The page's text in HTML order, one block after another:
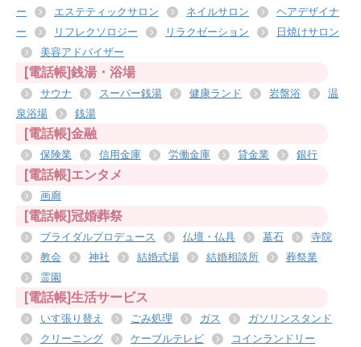
ー
エステティックサロン ネイルサロン
ヘアデザイナ
ー
リフレクソロジー リラクゼーション
日焼けサロン
美容アドバイザー
[電話帳]銭湯・浴場
サウナ スーパー銭湯 健康ランド 岩盤浴
温
泉浴場
銭湯
[電話帳]金融
保険業 信用金庫 労働金庫 貸金業 銀行
[電話帳]エンタメ
画廊
[電話帳]冠婚葬祭
ブライダルプロデュース 仏壇・仏具 墓石
寺院
教会
神社 結婚式場 結婚相談所
葬祭業
霊園
[電話帳]生活サービス
いす張り替え ごみ処理 ガス
ガソリンスタンド
クリーニング
ケーブルテレビ
コインランドリー